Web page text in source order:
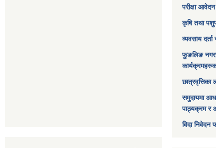
परीक्षा
कृषि तथा
व्यवसाय
फुङलिङ
छात्रवृत्तिका
समुदायमा
पाठ्यक्रम र
विदा निवेदन